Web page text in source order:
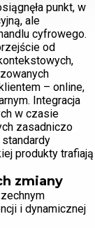
punkt, w
ale
cyfrowego.
od
– online,
Integracja
w czasie
zasadniczo
produkty trafiają
zmiany
i dynamicznej